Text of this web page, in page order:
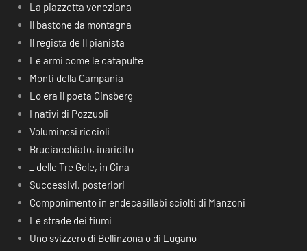
La piazzetta veneziana
Il bastone da montagna
Il regista de Il pianista
Le armi come le catapulte
Monti della Campania
Lo era il poeta Ginsberg
I nativi di Pozzuoli
Voluminosi riccioli
Bruciacchiato, inaridito
_ delle Tre Gole, in Cina
Successivi, posteriori
Componimento in endecasillabi sciolti di Manzoni
Le strade dei fiumi
Uno svizzero di Bellinzona o di Lugano